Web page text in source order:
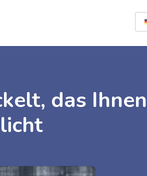
das Ihnen